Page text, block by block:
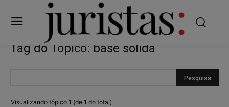
Tag do Tópico: base sólida
Visualizando tópico 1 (de 1 do total)